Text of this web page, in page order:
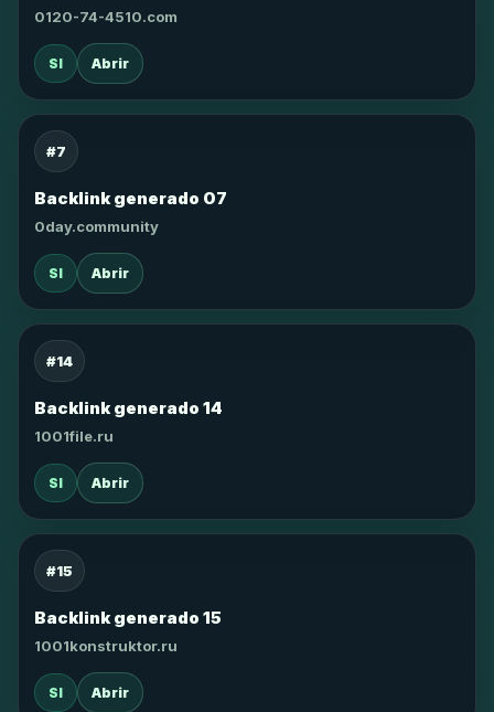
0120-74-4510.com
SI Abrir
#7
Backlink generado 07
0day.community
SI Abrir
#14
Backlink generado 14
1001file.ru
SI Abrir
#15
Backlink generado 15
1001konstruktor.ru
SI Abrir